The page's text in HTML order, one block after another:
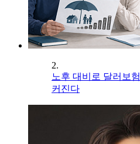
2.
노후 대비로 달러보
커진다